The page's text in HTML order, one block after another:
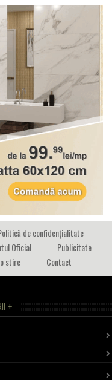
de confidențialitate
Oficial
Publicitate
stire Contact
+